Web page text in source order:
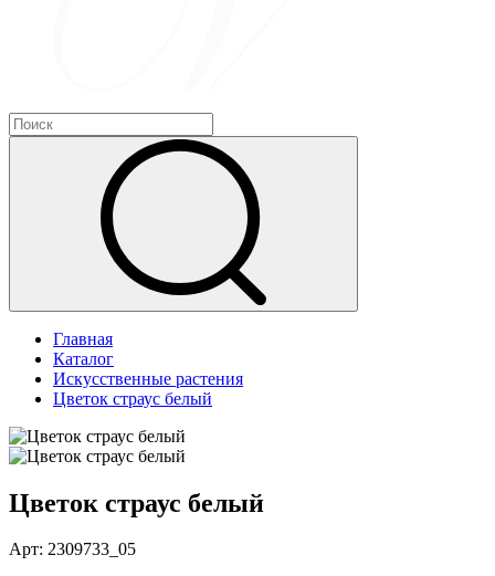
Главная
Каталог
Искусственные растения
Цветок страус белый
Цветок страус белый
Арт: 2309733_05